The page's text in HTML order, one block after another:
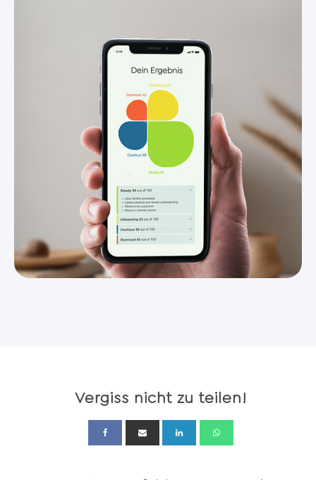
Vergiss nicht zu teilen!